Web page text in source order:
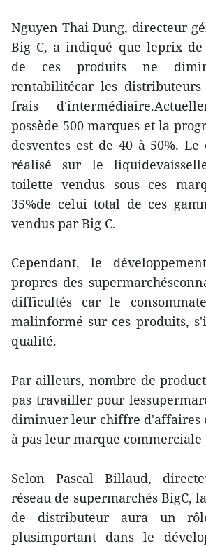
Nguyen Thai Dung, directeur
Big C, a indiqué que leprix
de ces produits ne
rentabilitécar les
frais
possède 500 marques et la
desventes est de 40 à 50%.
réalisé sur le
toilette vendus sous ces
35%de celui total de ces
vendus par Big C.
Cependant, le
propres des
difficultés car le
malinformé sur ces produits,
qualité.
Par ailleurs, nombre de
pas travailler pour
diminuer leur chiffre d'affaires
à pas leur marque
Selon Pascal Billaud,
réseau de supermarchés BigC,
de distributeur aura un
plusimportant dans le